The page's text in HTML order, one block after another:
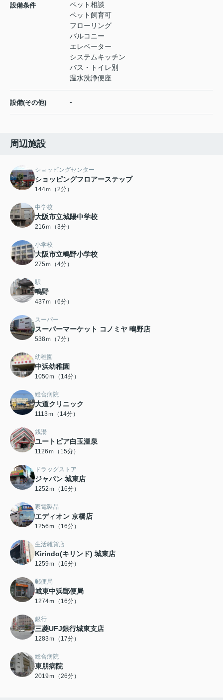
設備条件
ペット相談
ペット飼育可
フローリング
バルコニー
エレベーター
システムキッチン
バス・トイレ別
温水洗浄便座
設備(その他) -
周辺施設
ショッピングセンター
ショッピングフロアーステップ
144ｍ（2分）
中学校
大阪市立城陽中学校
216ｍ（3分）
小学校
大阪市立鴫野小学校
275ｍ（4分）
駅
鴫野
437ｍ（6分）
スーパー
スーパーマーケット コノミヤ 鴫野店
538ｍ（7分）
幼稚園
中浜幼稚園
1050ｍ（14分）
総合病院
大道クリニック
1113ｍ（14分）
銭湯
ユートピア白玉温泉
1126ｍ（15分）
ドラッグストア
ジャパン 城東店
1252ｍ（16分）
家電製品
エディオン 京橋店
1256ｍ（16分）
生活雑貨店
Kirindo(キリンド) 城東店
1259ｍ（16分）
郵便局
城東中浜郵便局
1274ｍ（16分）
銀行
三菱UFJ銀行城東支店
1283ｍ（17分）
総合病院
東朋病院
2019ｍ（26分）